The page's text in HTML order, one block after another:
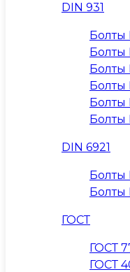
DIN 931
Болты
Болты
Болты
Болты
Болты
Болты
DIN 6921
Болты
Болты
ГОСТ
ГОСТ
ГОСТ